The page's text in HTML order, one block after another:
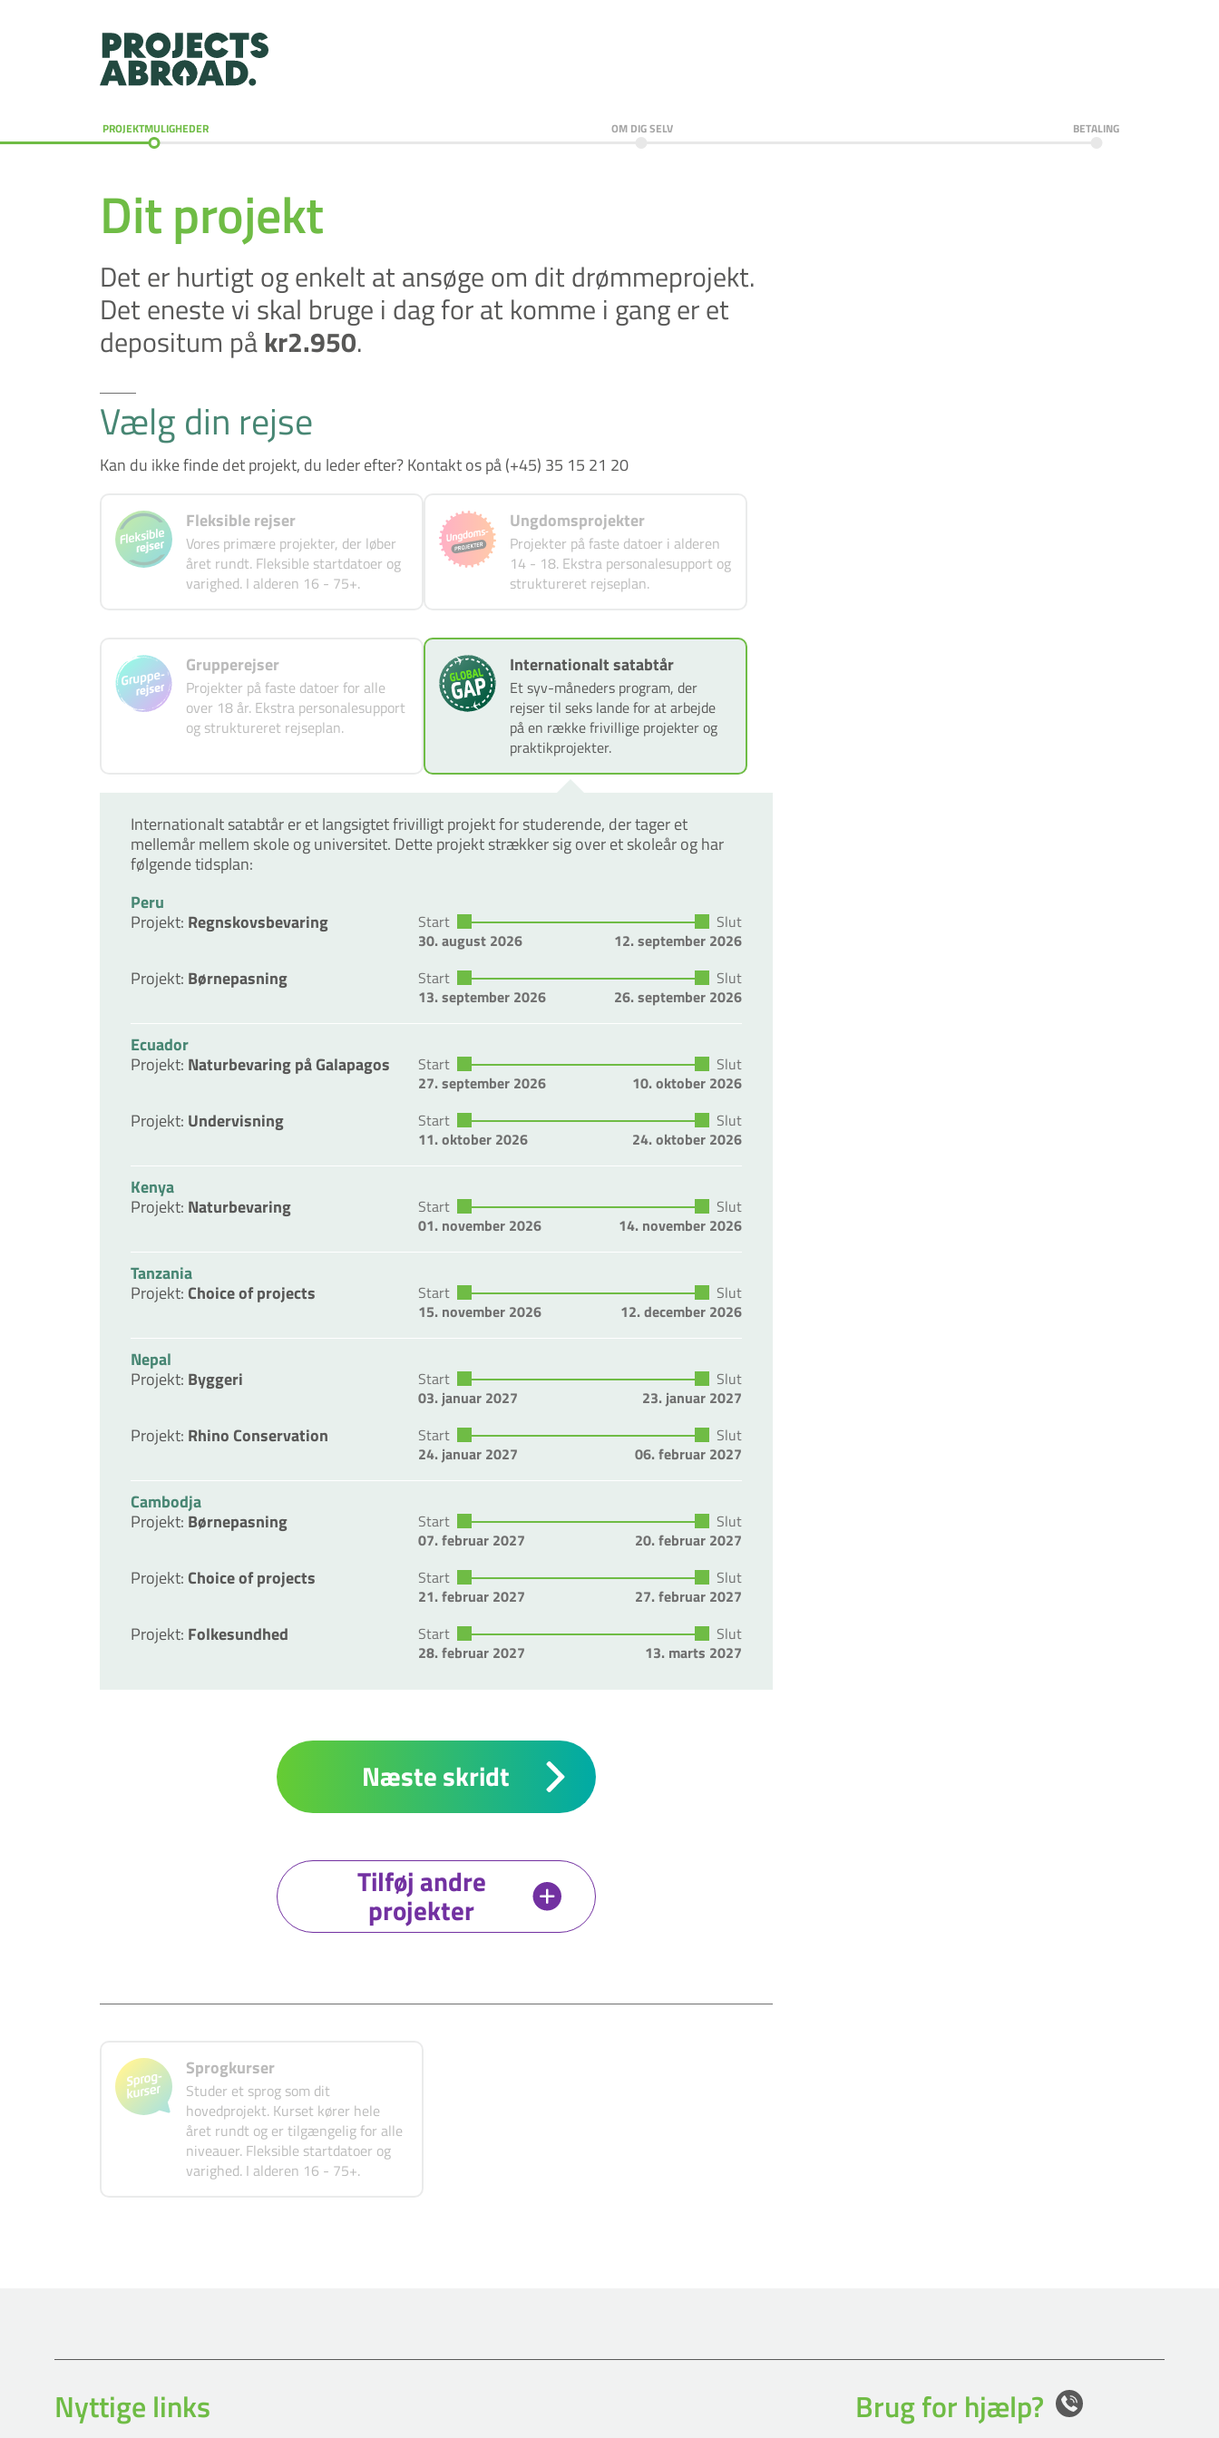
PROJEKTMULIGHEDER OM DIG SELV BETALING
Dit projekt
Det er hurtigt og enkelt at ansøge om dit drømmeprojekt.
Det eneste vi skal bruge i dag for at komme i gang er et
depositum påkr2.950.
Vælg din rejse
Kan du ikke finde det projekt, du leder efter?Kontakt os på (+45) 35 15 21 20
Fleksible rejser
Vores primære projekter, der løber
året rundt. Fleksible startdatoer og
varighed. I alderen 16 - 75+.
Ungdomsprojekter
Projekter på faste datoer i alderen
14 - 18. Ekstra personalesupport og
struktureret rejseplan.
Grupperejser
Projekter på faste datoer for alle
over 18 år. Ekstra personalesupport
og struktureret rejseplan.
Internationalt satabtår
Et syv-måneders program, der
rejser til seks lande for at arbejde
på en række frivillige projekter og
praktikprojekter.
Internationalt satabtår er et langsigtet frivilligt projekt for studerende, der tager et
mellemår mellem skole og universitet. Dette projekt strækker sig over et skoleår og har
følgende tidsplan:
Peru
Projekt: Regnskovsbevaring
Start
30. august 2026
Slut
12. september 2026
Projekt: Børnepasning
Start
13. september 2026
Slut
26. september 2026
Ecuador
Projekt: Naturbevaring på Galapagos
Start
27. september 2026
Slut
10. oktober 2026
Projekt: Undervisning
Start
11. oktober 2026
Slut
24. oktober 2026
Kenya
Projekt: Naturbevaring
Start
01. november 2026
Slut
14. november 2026
Tanzania
Projekt: Choice of projects
Start
15. november 2026
Slut
12. december 2026
Nepal
Projekt: Byggeri
Start
03. januar 2027
Slut
23. januar 2027
Projekt: Rhino Conservation
Start
24. januar 2027
Slut
06. februar 2027
Cambodja
Projekt: Børnepasning
Start
07. februar 2027
Slut
20. februar 2027
Projekt: Choice of projects
Start
21. februar 2027
Slut
27. februar 2027
Projekt: Folkesundhed
Start
28. februar 2027
Slut
13. marts 2027
Næste skridt
Tilføj andre
projekter
Sprogkurser
Studer et sprog som dit
hovedprojekt. Kurset kører hele
året rundt og er tilgængelig for alle
niveauer. Fleksible startdatoer og
varighed. I alderen 16 - 75+.
Brug for hjælp?
Nyttige links